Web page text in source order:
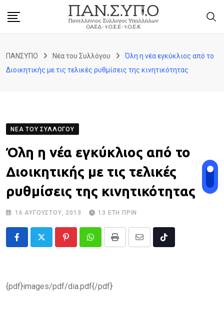
ΠΑΝΣΥΠΟ Νέα του Συλλόγου
Όλη η νέα εγκύκλιος από το
Διοικητικής με τις τελικές ρυθμίσεις της κινητικότητας
ΝΈΑ ΤΟΥ ΣΥΛΛΌΓΟΥ
Όλη η νέα εγκύκλιος από το
Διοικητικής με τις τελικές
ρυθμίσεις της κινητικότητας
16 ΑΥΓΟΎΣΤΟΥ, 2013 13 ΈΤΗ ΠΡΙΝ
PinterestWhatsappPrint
Share
Tiktok
{pdf}images/pdf/dia.pdf{/pdf}